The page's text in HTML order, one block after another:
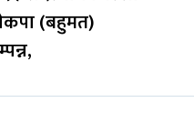
(बहुमत)